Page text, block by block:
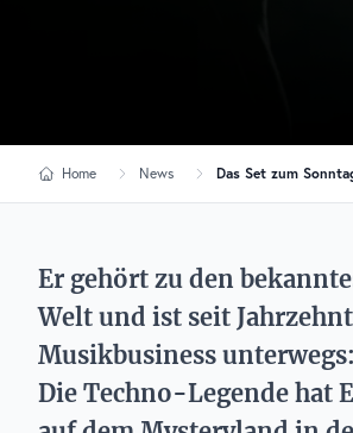
Home News
Er gehört zu den
Welt und ist seit
Musikbusiness
Die Techno-Legende hat